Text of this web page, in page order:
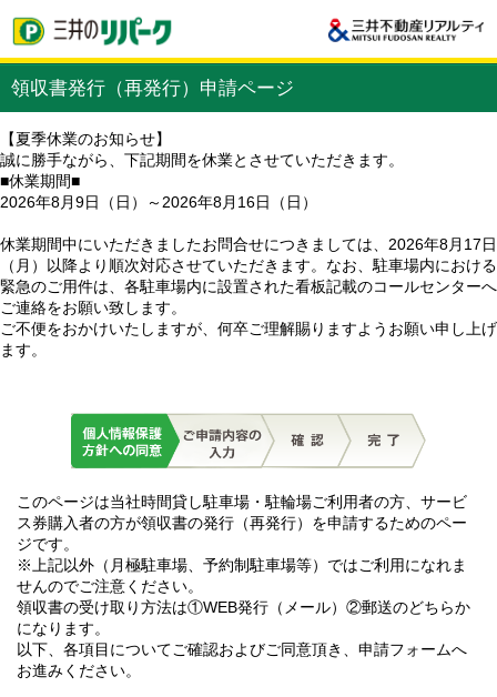
領収書発行（再発行）申請ページ
【夏季休業のお知らせ】
誠に勝手ながら、下記期間を休業とさせていただきます。
■休業期間■
2026年8月9日（日）～2026年8月16日（日）
休業期間中にいただきましたお問合せにつきましては、2026年8月17日
（月）以降より順次対応させていただきます。なお、駐車場内における
緊急のご用件は、各駐車場内に設置された看板記載のコールセンターへ
ご連絡をお願い致します。
ご不便をおかけいたしますが、何卒ご理解賜りますようお願い申し上げ
ます。
このページは当社時間貸し駐車場・駐輪場ご利用者の方、サービ
ス券購入者の方が領収書の発行（再発行）を申請するためのペー
ジです。
※上記以外（月極駐車場、予約制駐車場等）ではご利用になれま
せんのでご注意ください。
領収書の受け取り方法は①WEB発行（メール）②郵送のどちらか
になります。
以下、各項目についてご確認およびご同意頂き、申請フォームへ
お進みください。